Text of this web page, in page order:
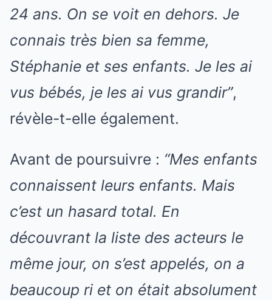
24 ans. On se voit en dehors. Je
connais très bien sa femme,
Stéphanie et ses enfants. Je les ai
vus bébés, je les ai vus grandir”,
révèle-t-elle également.
Avant de poursuivre : “Mes enfants
connaissent leurs enfants. Mais
c’est un hasard total. En
découvrant la liste des acteurs le
même jour, on s’est appelés, on a
beaucoup ri et on était absolument